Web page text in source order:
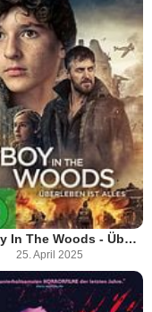
The Boy In The Woods - Überleben ist alles
25. April 2025